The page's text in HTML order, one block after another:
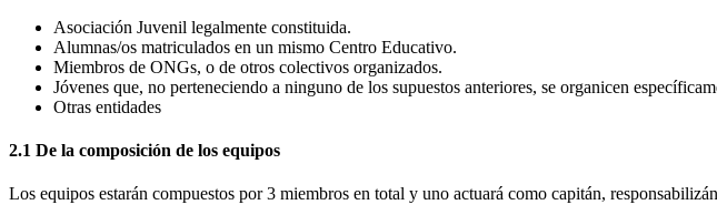
Asociación Juvenil legalmente constituida.
Alumnas/os matriculados en un mismo Centro Educativo.
Miembros de ONGs, o de otros colectivos organizados.
Jóvenes que, no perteneciendo a ninguno de los supuestos anteriores, se organicen
Otras entidades
2.1 De la composición de los equipos
Los equipos estarán compuestos por 3 miembros en total y uno actuará como capitán,